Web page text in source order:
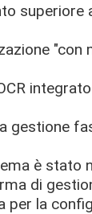
superiore
gestione
è stato
di
la